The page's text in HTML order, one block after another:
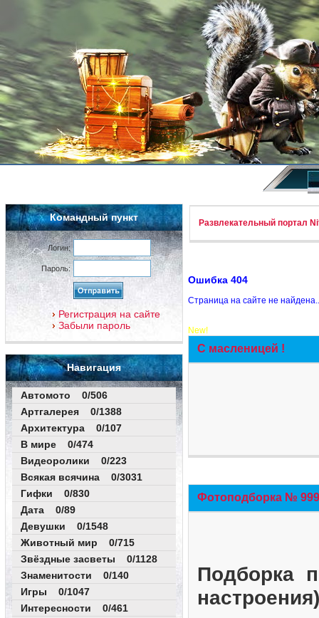
Командный пункт
Логин:
Пароль:
Регистрация на сайте
Забыли пароль
Навигация
Автомото 0/506
Артгалерея 0/1388
Архитектура 0/107
В мире 0/474
Видеоролики 0/223
Всякая всячина 0/3031
Гифки 0/830
Дата 0/89
Девушки 0/1548
Животный мир 0/715
Звёздные засветы 0/1128
Знаменитости 0/140
Игры 0/1047
Интересности 0/461
Развлекательный портал
Ошибка 404
Страница на сайте не
New!
С масленицей !
Фотоподборка №
Подборка